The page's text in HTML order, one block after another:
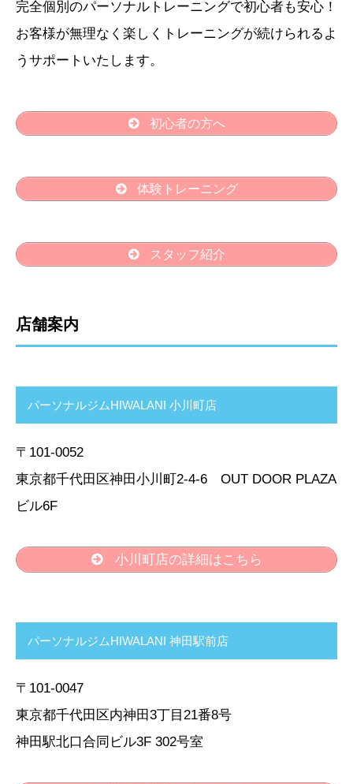
完全個別のパーソナルトレーニングで初心者も安心！
お客様が無理なく楽しくトレーニングが続けられるよ
うサポートいたします。
初心者の方へ
体験トレーニング
スタッフ紹介
店舗案内
パーソナルジムHIWALANI 小川町店
〒101-0052
東京都千代田区神田小川町2-4-6 OUT DOOR PLAZA
ビル6F
小川町店の詳細はこちら
パーソナルジムHIWALANI 神田駅前店
〒101-0047
東京都千代田区内神田3丁目21番8号
神田駅北口合同ビル3F 302号室